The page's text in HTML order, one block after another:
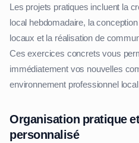
Les projets pratiques incluent la
local hebdomadaire, la
locaux et la réalisation de
Ces exercices concrets vous
immédiatement vos nouvelles
environnement professionnel
Organisation pratique
personnalisé